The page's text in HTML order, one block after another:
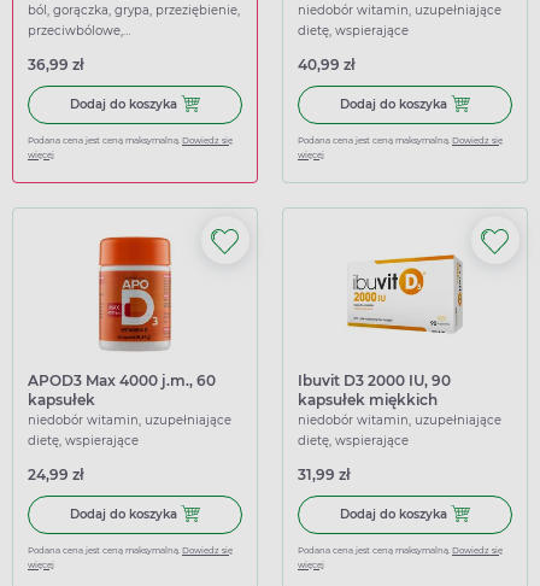
ból, gorączka, grypa, przeziębienie,
przeciwbólowe,
36,99 zł
Dodaj do koszyka Dodaj do koszyka Ibuprom Max Sprint, 40 kapsułek
Podana cena jest ceną maksymalną. Dowiedz się
więcej
niedobór witamin, uzupełniające
dietę, wspierające
40,99 zł
Dodaj do koszyka Dodaj do
Podana cena jest ceną maksymalną. Dowiedz się
więcej
APOD3 Max 4000 j.m., 60
kapsułek
niedobór witamin, uzupełniające
dietę, wspierające
24,99 zł
Dodaj do koszyka Dodaj do koszyka APOD3 Max 4000 j.m., 60 kapsułek
Podana cena jest ceną maksymalną. Dowiedz się
więcej
Ibuvit D3 2000 IU, 90
kapsułek miękkich
niedobór witamin, uzupełniające
dietę, wspierające
31,99 zł
Dodaj do koszyka Dodaj do
Podana cena jest ceną maksymalną. Dowiedz się
więcej